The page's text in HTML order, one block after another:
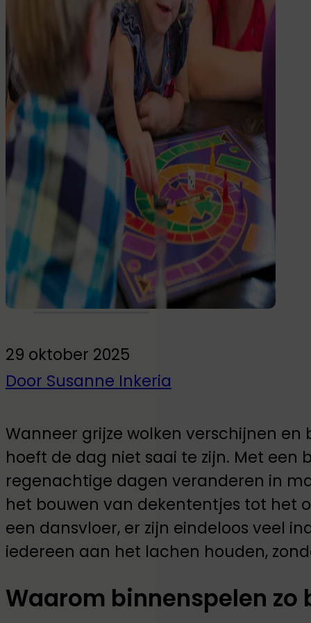
Eten & Drinken
Broodtrommel
Drinkfles
Kinderfles
Onderdelen
Kinderkamer
Voor de kinderkamer
Muurstickers
Glow-in-the-dark muurstickers
Pakketten
29 oktober 2025
Door Susanne Inkeria
Wanneer grijze wolken verschijnen
hoeft de dag niet saai te zijn. Met
regenachtige dagen veranderen in
het bouwen van dekententjes tot het
een dansvloer, er zijn eindeloos veel
iedereen aan het lachen houden,
Waarom binnenspelen zo